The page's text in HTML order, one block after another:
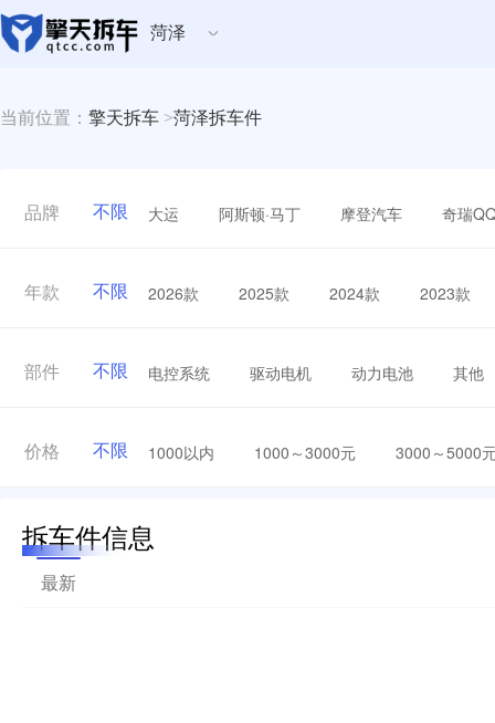
菏泽
当前位置： 擎天拆车 >菏泽拆车件
品牌 不限 大运 阿斯顿·马丁 摩登汽车 奇瑞
年款 不限 2026款 2025款 2024款 2023款
部件 不限 电控系统 驱动电机 动力电池 其他
价格 不限 1000以内 1000～3000元 3000～5000
拆车件信息
最新